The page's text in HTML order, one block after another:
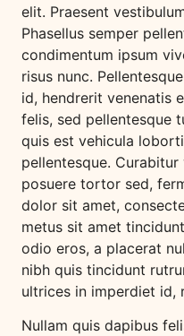
elit. Praesent
Phasellus semper
condimentum ipsum
risus nunc.
id, hendrerit venenatis
felis, sed pellentesque
quis est vehicula
pellentesque.
posuere tortor sed,
dolor sit amet,
metus sit amet
odio eros, a placerat
nibh quis tincidunt
ultrices in imperdiet id,
Nullam quis dapibus